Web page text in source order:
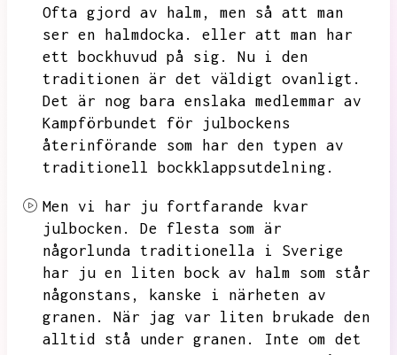
Ofta gjord av halm,
men så att man
ser en halmdocka.
eller att man har
ett bockhuvud på sig.
Nu i den
traditionen är det väldigt ovanligt.
Det är nog bara enslaka medlemmar av
Kampförbundet för julbockens
återinförande som har den typen av
traditionell bockklappsutdelning.
Men vi har ju fortfarande kvar
julbocken.
De flesta som är
någorlunda traditionella i Sverige
har ju en liten bock av halm som står
någonstans,
kanske i närheten av
granen.
När jag var liten brukade den
alltid stå under granen.
Inte om det